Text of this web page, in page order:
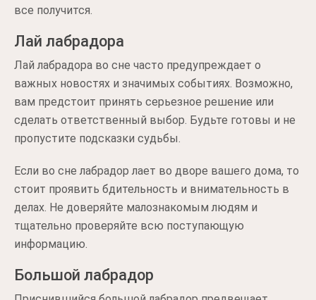
все получится.
Лай лабрадора
Лай лабрадора во сне часто предупреждает о
важных новостях и значимых событиях. Возможно,
вам предстоит принять серьезное решение или
сделать ответственный выбор. Будьте готовы и не
пропустите подсказки судьбы.
Если во сне лабрадор лает во дворе вашего дома, то
стоит проявить бдительность и внимательность в
делах. Не доверяйте малознакомым людям и
тщательно проверяйте всю поступающую
информацию.
Большой лабрадор